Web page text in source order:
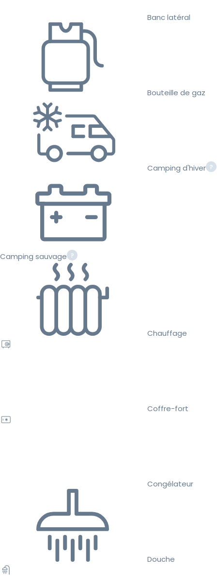
Banc latéral
Bouteille de gaz
Camping d'hiver
Camping sauvage
Chauffage
Coffre-fort
Congélateur
Douche